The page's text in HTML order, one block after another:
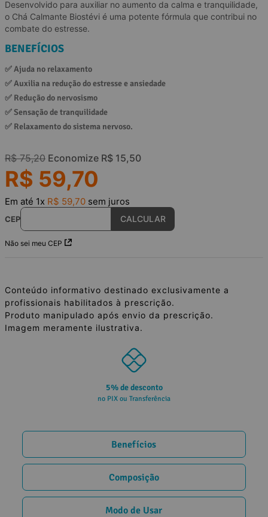
Desenvolvido para auxiliar no aumento da calma e tranquilidade,
o Chá Calmante Biostévi é uma potente fórmula que contribui no
combate do estresse.
BENEFÍCIOS
✅ Ajuda no relaxamento
✅ Auxilia na redução do estresse e ansiedade
✅ Redução do nervosismo
✅ Sensação de tranquilidade
✅ Relaxamento do sistema nervoso.
R$ 75,20 Economize R$ 15,50
R$ 59,70
Em até 1x R$ 59,70 sem juros
CEP
Não sei meu CEP
Conteúdo informativo destinado exclusivamente a
profissionais habilitados à prescrição.
Produto manipulado após envio da prescrição.
Imagem meramente ilustrativa.
5% de desconto
no PIX ou Transferência
Benefícios
Composição
Modo de Usar